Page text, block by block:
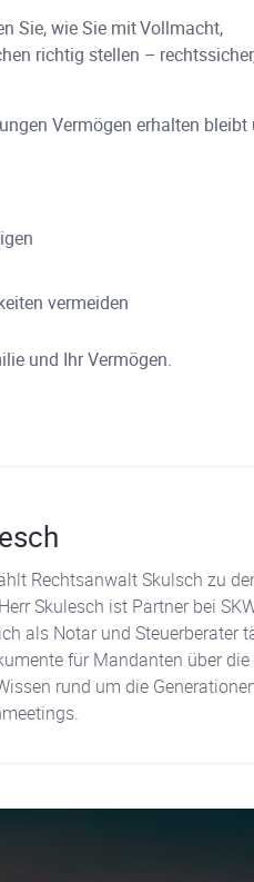
Sie, wie Sie mit Vollmacht,
richtig stellen –
Vermögen erhalten
vermeiden
und Ihr Vermögen.
Rechtsanwalt Skulsch zu
Skulesch ist Partner bei
Notar und Steuerberater tätig. Er
für Mandanten über die
rund um die